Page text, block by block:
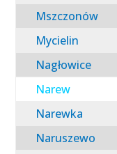
Mszczonów
Mycielin
Nagłowice
Narew
Narewka
Naruszewo